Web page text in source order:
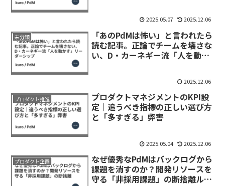
2025.05.07 2025.12.06
未分類
「あのPdMは怖い」と言われたら
読む記事。正論でチームを壊さな
い、D・カーネギー流「人を動か
2025.12.06
プロダクト推進
プロダクトマネジメントのKPI設
定｜追うべき指標の正しい選び方
と「多すぎる」弊害
2025.05.04 2025.12.06
プロダクト企画
なぜ優秀なPdMはバックログから
課題を消すのか？開発リソースを
守る「非採用課題」の断捨離ルー